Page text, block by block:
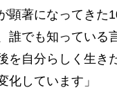
顕著になってきた
誰でも知っている
を自分らしく生き
化しています」